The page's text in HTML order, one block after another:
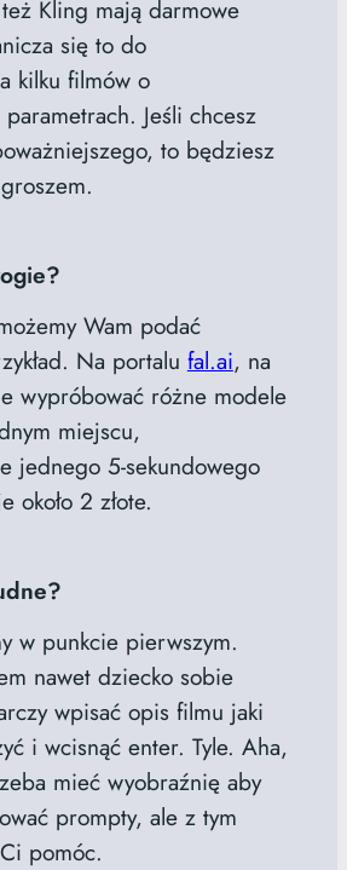
Kling mają darmowe
się to do
kilku filmów o
Jeśli chcesz
to będziesz
Wam podać
Na portalu fal.ai, na
wypróbować różne modele
miejscu,
jednego 5-sekundowego
około 2 złote.
w punkcie pierwszym.
nawet dziecko sobie
wpisać opis filmu jaki
i wcisnąć enter. Tyle. Aha,
mieć wyobraźnię aby
prompty, ale z tym
pomóc.